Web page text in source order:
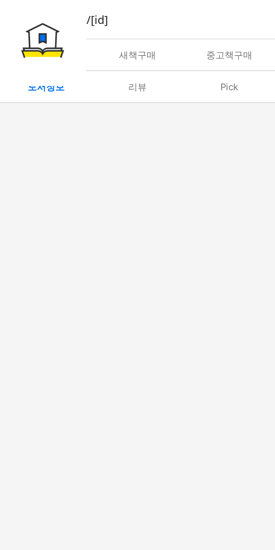
book/rent/[id]
대여 새책구매 중고책구매
도서정보 리뷰 Pick